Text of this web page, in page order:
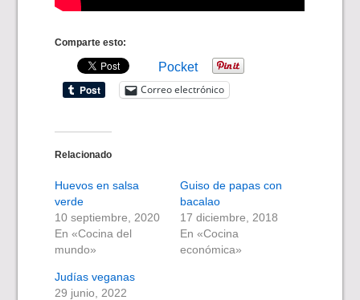
Comparte esto:
Pocket
Correo electrónico
Relacionado
Huevos en salsa
verde
10 septiembre, 2020
En «Cocina del
mundo»
Guiso de papas con
bacalao
17 diciembre, 2018
En «Cocina
económica»
Judías veganas
29 junio, 2022